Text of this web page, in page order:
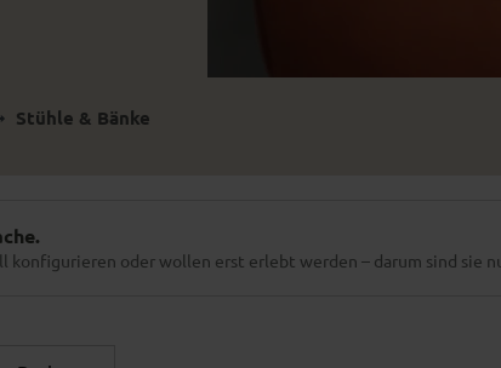
Stühle & Bänke
konfigurieren oder wollen erst erlebt werden – darum sind sie